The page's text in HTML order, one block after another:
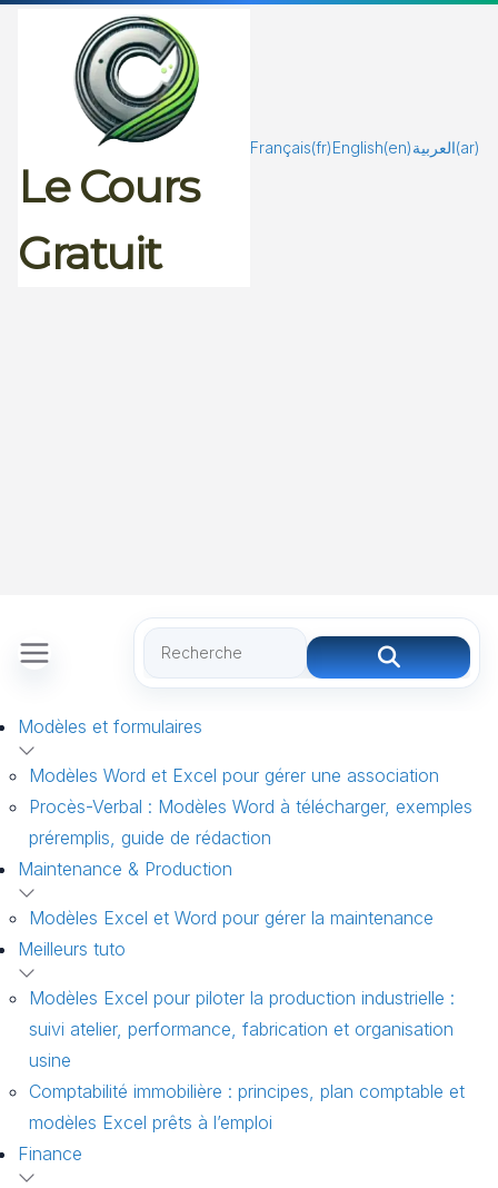
Le Cours
Gratuit
Français(fr)English(en)العربية(ar)
Modèles et formulaires
Modèles Word et Excel pour gérer une association
Procès-Verbal : Modèles Word à télécharger, exemples
préremplis, guide de rédaction
Maintenance & Production
Modèles Excel et Word pour gérer la maintenance
Meilleurs tuto
Modèles Excel pour piloter la production industrielle :
suivi atelier, performance, fabrication et organisation
usine
Comptabilité immobilière : principes, plan comptable et
modèles Excel prêts à l’emploi
Finance